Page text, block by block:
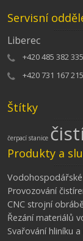
Servisní
Liberec
+420 485 382 335
+420 731 167 215
Štítky
čerpací stanice
Produkty a
Provozování
CNC strojní
Řezání materiálů
Svařování hliníku